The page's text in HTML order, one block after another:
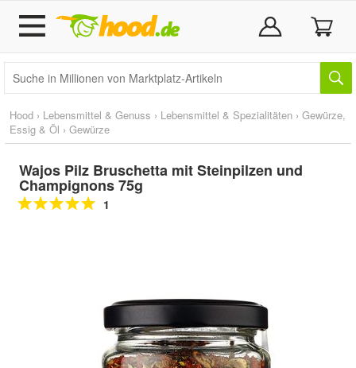
Hood › Lebensmittel & Genuss › Lebensmittel & Spezialitäten › Gewürze,
Essig & Öl › Gewürze
Wajos Pilz Bruschetta mit Steinpilzen und
Champignons 75g
1